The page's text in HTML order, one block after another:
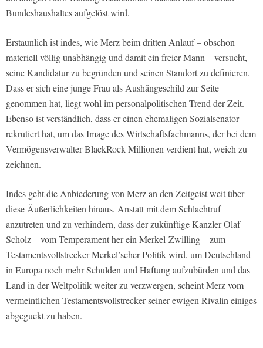
Bundeshaushaltes aufgelöst wird.
Erstaunlich ist indes, wie Merz beim dritten Anlauf – obschon
materiell völlig unabhängig und damit ein freier Mann – versucht,
seine Kandidatur zu begründen und seinen Standort zu definieren.
Dass er sich eine junge Frau als Aushängeschild zur Seite
genommen hat, liegt wohl im personalpolitischen Trend der Zeit.
Ebenso ist verständlich, dass er einen ehemaligen Sozialsenator
rekrutiert hat, um das Image des Wirtschaftsfachmanns, der bei dem
Vermögensverwalter BlackRock Millionen verdient hat, weich zu
zeichnen.
Indes geht die Anbiederung von Merz an den Zeitgeist weit über
diese Äußerlichkeiten hinaus. Anstatt mit dem Schlachtruf
anzutreten und zu verhindern, dass der zukünftige Kanzler Olaf
Scholz – vom Temperament her ein Merkel-Zwilling – zum
Testamentsvollstrecker Merkel’scher Politik wird, um Deutschland
in Europa noch mehr Schulden und Haftung aufzubürden und das
Land in der Weltpolitik weiter zu verzwergen, scheint Merz vom
vermeintlichen Testamentsvollstrecker seiner ewigen Rivalin einiges
abgeguckt zu haben.